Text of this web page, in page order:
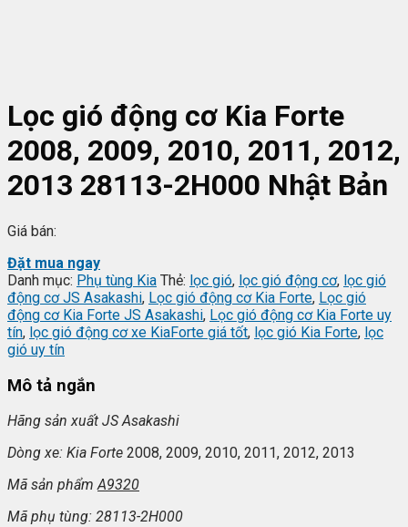
Lọc gió động cơ Kia Forte
2008, 2009, 2010, 2011, 2012,
2013 28113-2H000 Nhật Bản
Giá bán:
Đặt mua ngay
Danh mục: Phụ tùng Kia Thẻ: lọc gió, lọc gió động cơ, lọc gió
động cơ JS Asakashi, Lọc gió động cơ Kia Forte, Lọc gió
động cơ Kia Forte JS Asakashi, Lọc gió động cơ Kia Forte uy
tín, lọc gió động cơ xe KiaForte giá tốt, lọc gió Kia Forte, lọc
gió uy tín
Mô tả ngắn
Hãng sản xuất JS Asakashi
Dòng xe: Kia Forte 2008, 2009, 2010, 2011, 2012, 2013
Mã sản phẩmA9320
Mã phụ tùng: 28113-2H000